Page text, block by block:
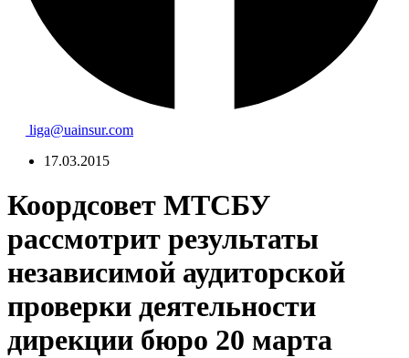
liga@uainsur.com
17.03.2015
Коордсовет МТСБУ
рассмотрит результаты
независимой аудиторской
проверки деятельности
дирекции бюро 20 марта